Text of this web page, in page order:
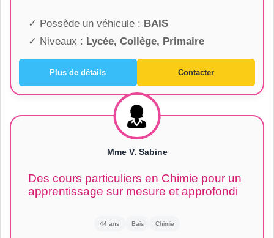
✓ Possède un véhicule : BAIS
✓ Niveaux : Lycée, Collège, Primaire
Plus de détails Contacter
Mme V. Sabine
Des cours particuliers en Chimie pour un
apprentissage sur mesure et approfondi
44 ans Bais Chimie